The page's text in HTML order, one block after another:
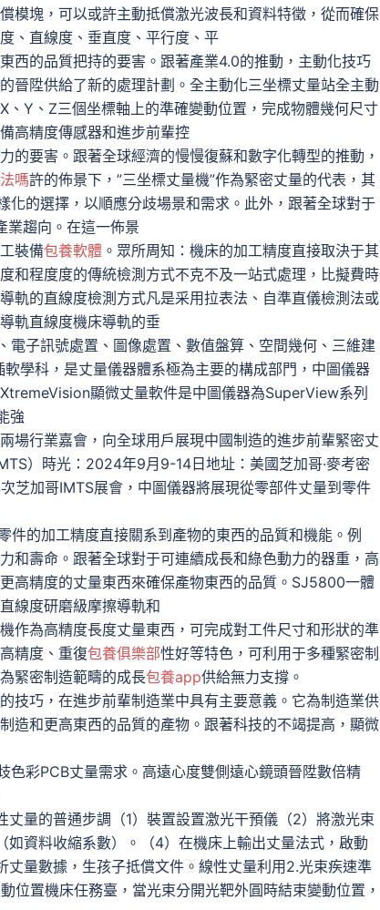
模塊，可以或許主動抵償激光波長和資料特徵，從而確保
、直線度、垂直度、平行度、平
西的品質把持的要害。跟著產業4.0的推動，主動化技巧
晉陞供給了新的處理計劃。全主動化三坐標丈量站全主動
Y、Z三個坐標軸上的準確變動位置，完成物體幾何尺寸
高精度傳感器和進步前輩控
的要害。跟著全球經濟的慢慢復蘇和數字化轉型的推動，
嗎許的佈景下，”三坐標丈量機”作為緊密丈量的代表，其
化的選擇，以順應分歧場景和需求。此外，跟著全球對于
業趨向。在這一佈景
裝備包養軟體 。眾所周知：機床的加工精度直接取決于其
和程度度的傳統檢測方式不克不及一站式處理，比擬費時
軌的直線度檢測方式凡是采用拉表法、自準直儀檢測法或
軌直線度機床導軌的垂
電子訊號處置、圖像處置、數值盤算、空間幾何、三維建
軟學科，是丈量儀器體系極為主要的構成部門，中圖儀器
顯微丈量軟件是中圖儀器為SuperView系列
強
場行業嘉會，向全球用戶展現中國制造的進步前輩緊密丈
）時光：2024年9月9-14日地址：美國芝加哥·麥考密
芝加哥IMTS展會，中圖儀器將展現從零部件丈量到零件
的加工精度直接關系到產物的東西的品質和機能。例
和壽命。跟著全球對于可連續成長和綠色動力的器重，高
高精度的丈量東西來確保產物東西的品質。SJ5800一體
線度研磨級摩擦導軌和
作為高精度長度丈量東西，可完成對工件尺寸和形狀的準
精度、重復包養俱樂部性好等特色，可利用于多種緊密制
緊密制造範疇的成長包養app供給無力支撐。
技巧，在進步前輩制造業中具有主要意義。它為制造業供
造和更高東西的品質的產物。跟著科技的不竭提高，顯微
彩PCB丈量需求。高遠心度雙側遠心鏡頭晉陞數倍精
量的普通步調（1）裝置設置激光干預儀（2）將激光束
資料收縮系數）。（4）在機床上輸出丈量法式，啟動
丈量數據，生孩子抵償文件。線性丈量利用2.光束疾速準
位置機床任務臺，當光束分開光靶外圓時結束變動位置，